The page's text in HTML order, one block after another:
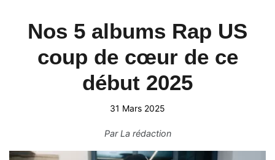
Nos 5 albums Rap US
coup de cœur de ce
début 2025
31 Mars 2025
ParLa rédaction